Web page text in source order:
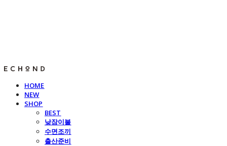
HOME
NEW
SHOP
BEST
낮잠이불
수면조끼
출산준비